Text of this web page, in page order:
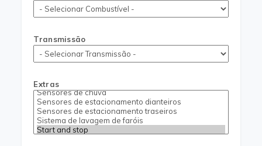
Transmissão
Extras